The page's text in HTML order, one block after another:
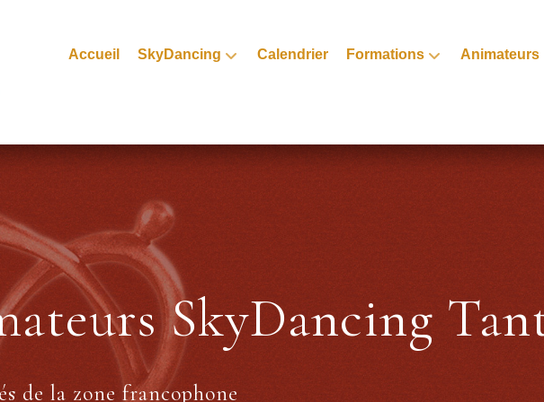
Accueil SkyDancing Calendrier Formations Animateurs
SkyDancing
de la zone francophone